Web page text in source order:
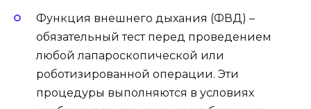
Функция внешнего дыхания (ФВД) –
обязательный тест перед проведением
любой лапароскопической или
роботизированной операции. Эти
процедуры выполняются в условиях